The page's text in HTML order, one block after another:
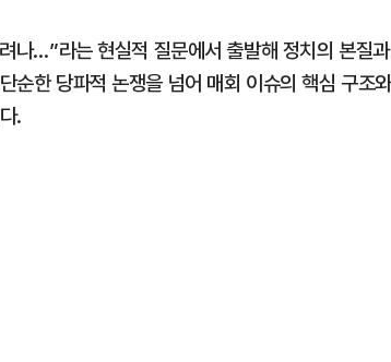
나…”라는 현실적 질문에서 출발해 정치의 본질
순한 당파적 논쟁을 넘어 매회 이슈의 핵심 구조
.